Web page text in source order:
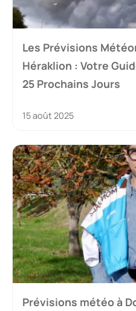
Les Prévisions
Héraklion : Votre
25 Prochains Jours
15 août 2025
Prévisions météo à